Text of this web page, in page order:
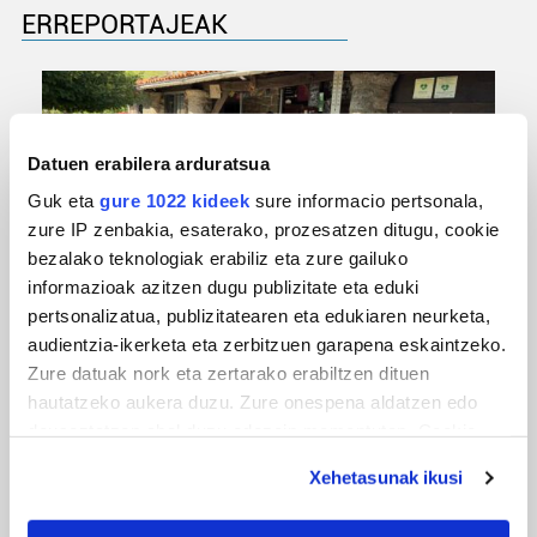
Datuen erabilera arduratsua
Guk eta gure 1022 kideek sure informacio pertsonala,
zure IP zenbakia, esaterako, prozesatzen ditugu, cookie
bezalako teknologiak erabiliz eta zure gailuko
informazioak azitzen dugu publizitate eta eduki
pertsonalizatua, publizitatearen eta edukiaren neurketa,
audientzia-ikerketa eta zerbitzuen garapena eskaintzeko.
Zure datuak nork eta zertarako erabiltzen dituen
hautatzeko aukera duzu. Zure onespena aldatzen edo
If you allow, we would also like to:
Xehetasunak ikusi
ERREPORTAJEAK
URBIAKO FESTA
Urbiako zelaiak erromeria leku